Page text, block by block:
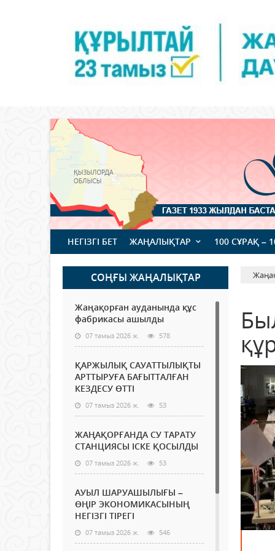
НЕГІЗГІ БЕТ ЖАҢАЛЫҚТАР 100 СҰРАҚ –
СОҢҒЫ ЖАҢАЛЫҚТАР
Жаңақорған ауданында құс
фабрикасы ашылды
07 тамыз 2026 ж. 578
ҚАРЖЫЛЫҚ САУАТТЫЛЫҚТЫ
АРТТЫРУҒА БАҒЫТТАЛҒАН
КЕЗДЕСУ ӨТТІ
07 тамыз 2026 ж. 53
ЖАҢАҚОРҒАНДА СУ ТАРАТУ
СТАНЦИЯСЫ ІСКЕ ҚОСЫЛДЫ
07 тамыз 2026 ж. 53
АУЫЛ ШАРУАШЫЛЫҒЫ –
ӨҢІР ЭКОНОМИКАСЫНЫҢ
НЕГІЗГІ ТІРЕГІ
07 тамыз 2026 ж. 546